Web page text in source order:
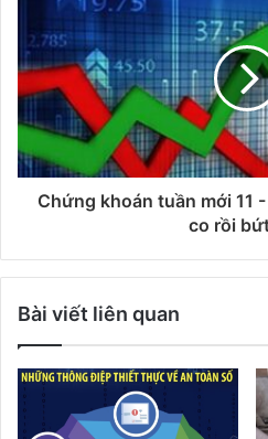
Chứng khoán tuần mới 11
co rồi
Bài viết liên quan